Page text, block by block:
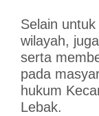
Selain
wilayah,
serta
pada
hukum
Lebak.